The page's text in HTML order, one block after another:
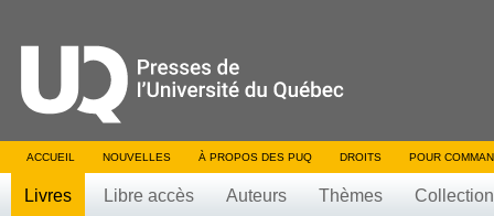
ACCUEIL NOUVELLES À PROPOS DES PUQ DROITS POUR
Livres Libre accès Auteurs Thèmes